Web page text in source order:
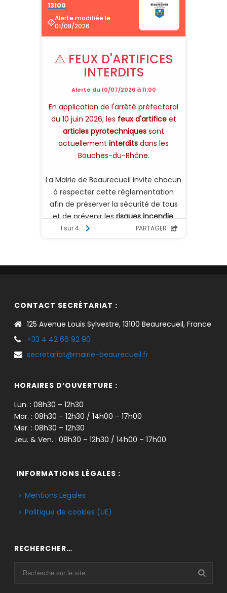
CONTACT SECRÉTARIAT :
125 Avenue Louis Sylvestre, 13100 Beaurecueil, France
+33 4 42 66 92 90
secretariat@mairie-beaurecueil.fr
HORAIRES D’OUVERTURE :
Lun. : 08h30 – 12h30
Mar. : 08h30 – 12h30 / 14h00 – 17h00
Mer. : 08h30 – 12h30
Jeu. & Ven. : 08h30 – 12h30 / 14h00 – 17h00
INFORMATIONS LÉGALES :
Mentions Légales
Politique de cookies (UE)
RECHERCHER…